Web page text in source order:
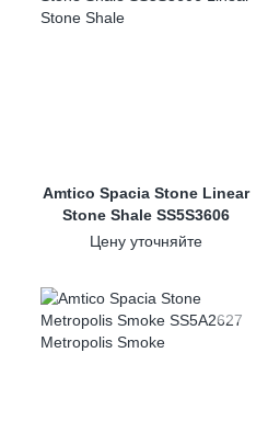
Amtico Spacia Stone Linear
Stone Shale SS5S3606
Цену уточняйте